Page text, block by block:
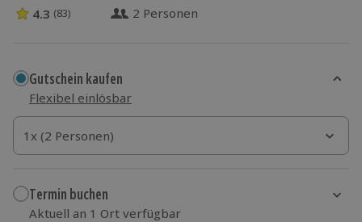
4.3 Sterne von 5 aus 83 Bewertungen
4.3 (83) 2 Personen
Gutschein kaufen
Flexibel einlösbar
1x (2 Personen)
1x (2 Personen)
1x (2 Personen)
Termin buchen
Aktuell an 1 Ort verfügbar